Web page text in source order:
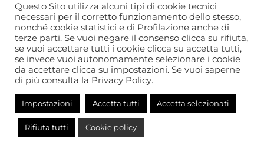
un piccolo Linus solitario.
All’epoca, anche il mio cuore aveva finito per
rassomigliare ai tuoi oggetti malconci e
consumati.
FdM
© Comitato Autismo 365 - APS
Questo Sito utilizza alcuni tipi di cookie tecnici
necessari per il corretto funzionamento dello stesso,
nonché cookie statistici e di Profilazione anche di
terze parti. Se vuoi negare il consenso clicca su rifiuta,
se vuoi accettare tutti i cookie clicca su accetta tutti,
se invece vuoi autonomamente selezionare i cookie
da accettare clicca su impostazioni. Se vuoi saperne
di più consulta la Privacy Policy.
Impostazioni Accetta tutti Accetta selezionati
Rifiuta tutti Cookie policy